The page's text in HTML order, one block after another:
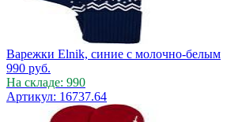
Варежки Elnik, синие с молочно-белым
990 руб.
На складе: 990
Артикул: 16737.64